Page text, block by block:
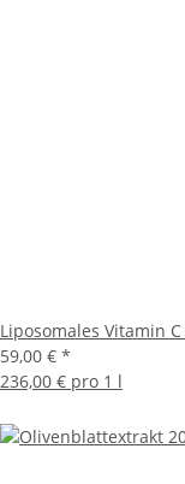
Liposomales Vitamin
59,00 € *
236,00 € pro 1 l